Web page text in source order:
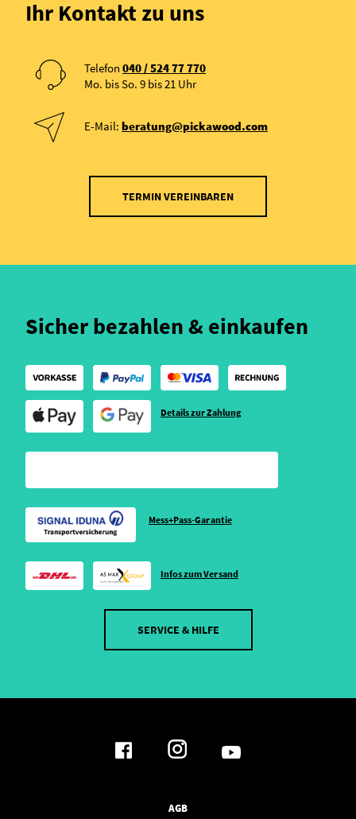
Ihr Kontakt zu uns
Telefon 040 / 524 77 770
Mo. bis So. 9 bis 21 Uhr
E-Mail: beratung@pickawood.com
TERMIN VEREINBAREN
Sicher bezahlen & einkaufen
Details zur Zahlung
Mess+Pass-Garantie
Infos zum Versand
SERVICE & HILFE
AGB